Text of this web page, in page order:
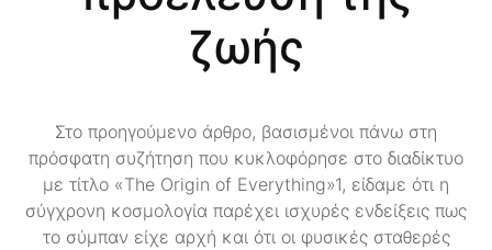
ζωής
Στο προηγούμενο άρθρο, βασισμένοι πάνω στη
πρόσφατη συζήτηση που κυκλοφόρησε στο διαδίκτυο
με τίτλο «The Origin of Everything»1, είδαμε ότι η
σύγχρονη κοσμολογία παρέχει ισχυρές ενδείξεις πως
το σύμπαν είχε αρχή και ότι οι φυσικές σταθερές